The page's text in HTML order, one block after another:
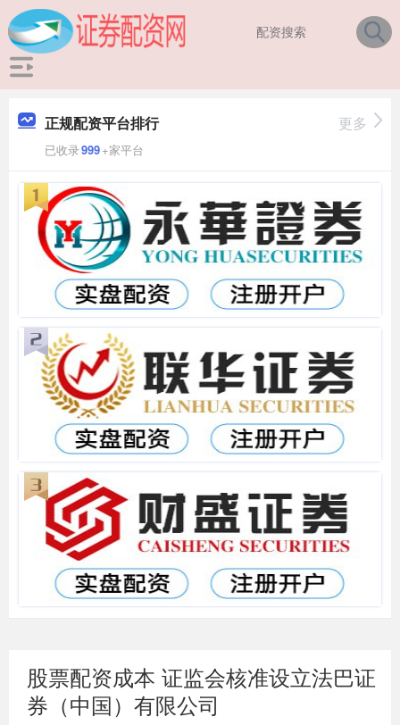
正规配资平台排行
已收录999+家平台
更多
股票配资成本 证监会核准设立法巴证
券（中国）有限公司